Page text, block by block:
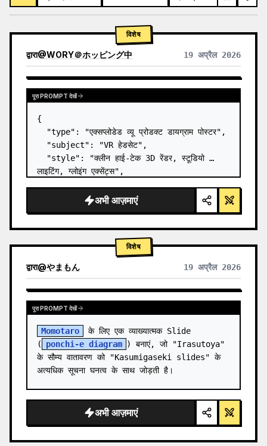
विशेष
द्वारा@WORY＠ホッピング中 19 अप्रैल 2026
पूरा PROMPT देखें
{
  "type": "एक्सप्लोडेड व्यू प्रोडक्ट डायग्राम पोस्टर",
  "subject": "VR हेडसेट",
  "style": "क्लीन हाई-टेक 3D रेंडर, स्टूडियो
लाइटिंग, ग्लोइंग एक्सेंट्स",
अभी आज़माएं
विशेष
द्वारा@やまもん 19 अप्रैल 2026
अन्य मॉडल के परिणाम देखें
पूरा PROMPT देखें
Momotaro
के लिए एक व्याख्यात्मक Slide
(
ponchi-e diagram ) बनाएं, जो "Irasutoya"
के सौम्य वातावरण को "Kasumigaseki slides" के
अत्यधिक सूचना घनत्व के साथ जोड़ती है।
अभी आज़माएं